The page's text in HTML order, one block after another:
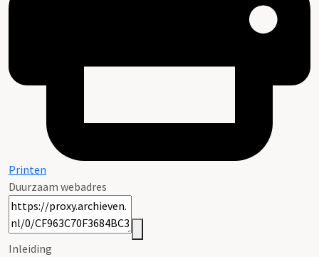
Printen
Duurzaam webadres
Inleiding